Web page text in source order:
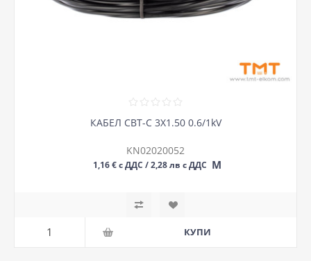
КАБЕЛ СВТ-С 3Х1.50 0.6/1kV
KN02020052
1,16 € с ДДС / 2,28 лв с ДДС М